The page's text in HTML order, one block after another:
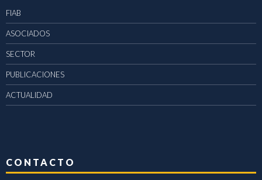
FIAB
ASOCIADOS
SECTOR
PUBLICACIONES
ACTUALIDAD
CONTACTO